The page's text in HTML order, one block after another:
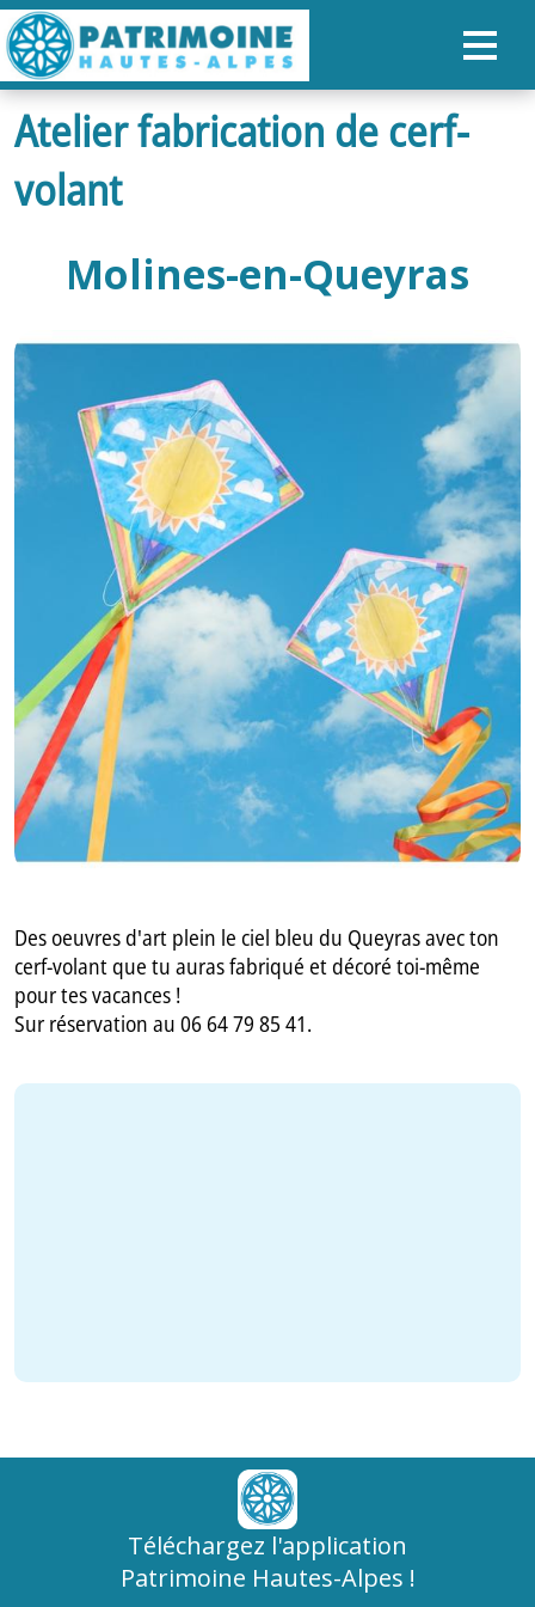
ACCUEIL
CARTE
PATRIMOINE
RANDONNÉES
ORGANISER SON SÉJOUR
RECHERCHER
Atelier fabrication de cerf-
volant
Molines-en-Queyras
Des oeuvres d'art plein le ciel bleu du Queyras avec ton
cerf-volant que tu auras fabriqué et décoré toi-même
pour tes vacances !
Sur réservation au 06 64 79 85 41.
Téléchargez l'application
Patrimoine Hautes-Alpes !